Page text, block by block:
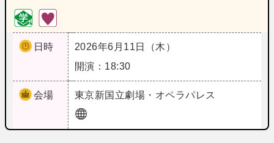
日時
2026年6月11日（木）
開演：18:30
会場 東京新国立劇場・オペラパレス